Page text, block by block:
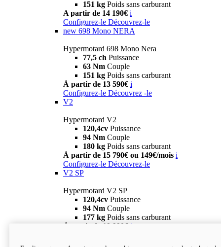
151 kg Poids sans carburant
A partir de 14 190€ i
Configurez-le Découvrez-le
new 698 Mono NERA
Hypermotard 698 Mono Nera
77,5 ch Puissance
63 Nm Couple
151 kg Poids sans carburant
À partir de 13 590€ i
Configurez-le Découvrez -le
V2
Hypermotard V2
120,4cv Puissance
94 Nm Couple
180 kg Poids sans carburant
À partir de 15 790€ ou 149€/mois i
Configurez-le Découvrez-le
V2 SP
Hypermotard V2 SP
120,4cv Puissance
94 Nm Couple
177 kg Poids sans carburant
À partir de 19 990€ i
new
V2 SP 100